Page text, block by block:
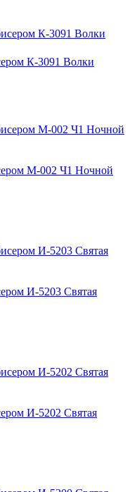
К-3091 Волки
М-002 Ч1 Ночной
И-5203 Святая
И-5202 Святая